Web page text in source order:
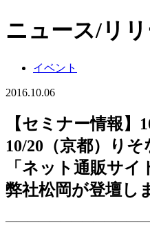
ニュース/リ
イベント
2016.10.06
【セミナー情報】
10/20（京都）り
「ネット通販サ
弊社松岡が登壇し
——————————